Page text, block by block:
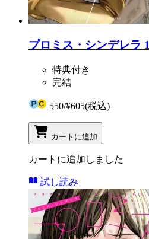
プロミス・シンデレラ 1
特典付き
完結
550/¥605(税込)
カートに追加
カートに追加しました
試し読み